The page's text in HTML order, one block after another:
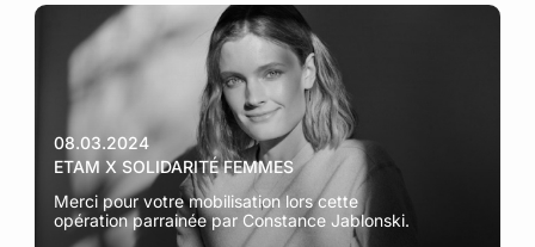
08.03.2024
ETAM X SOLIDARITÉ FEMMES
Merci pour votre mobilisation lors cette
opération parrainée par Constance Jablonski.